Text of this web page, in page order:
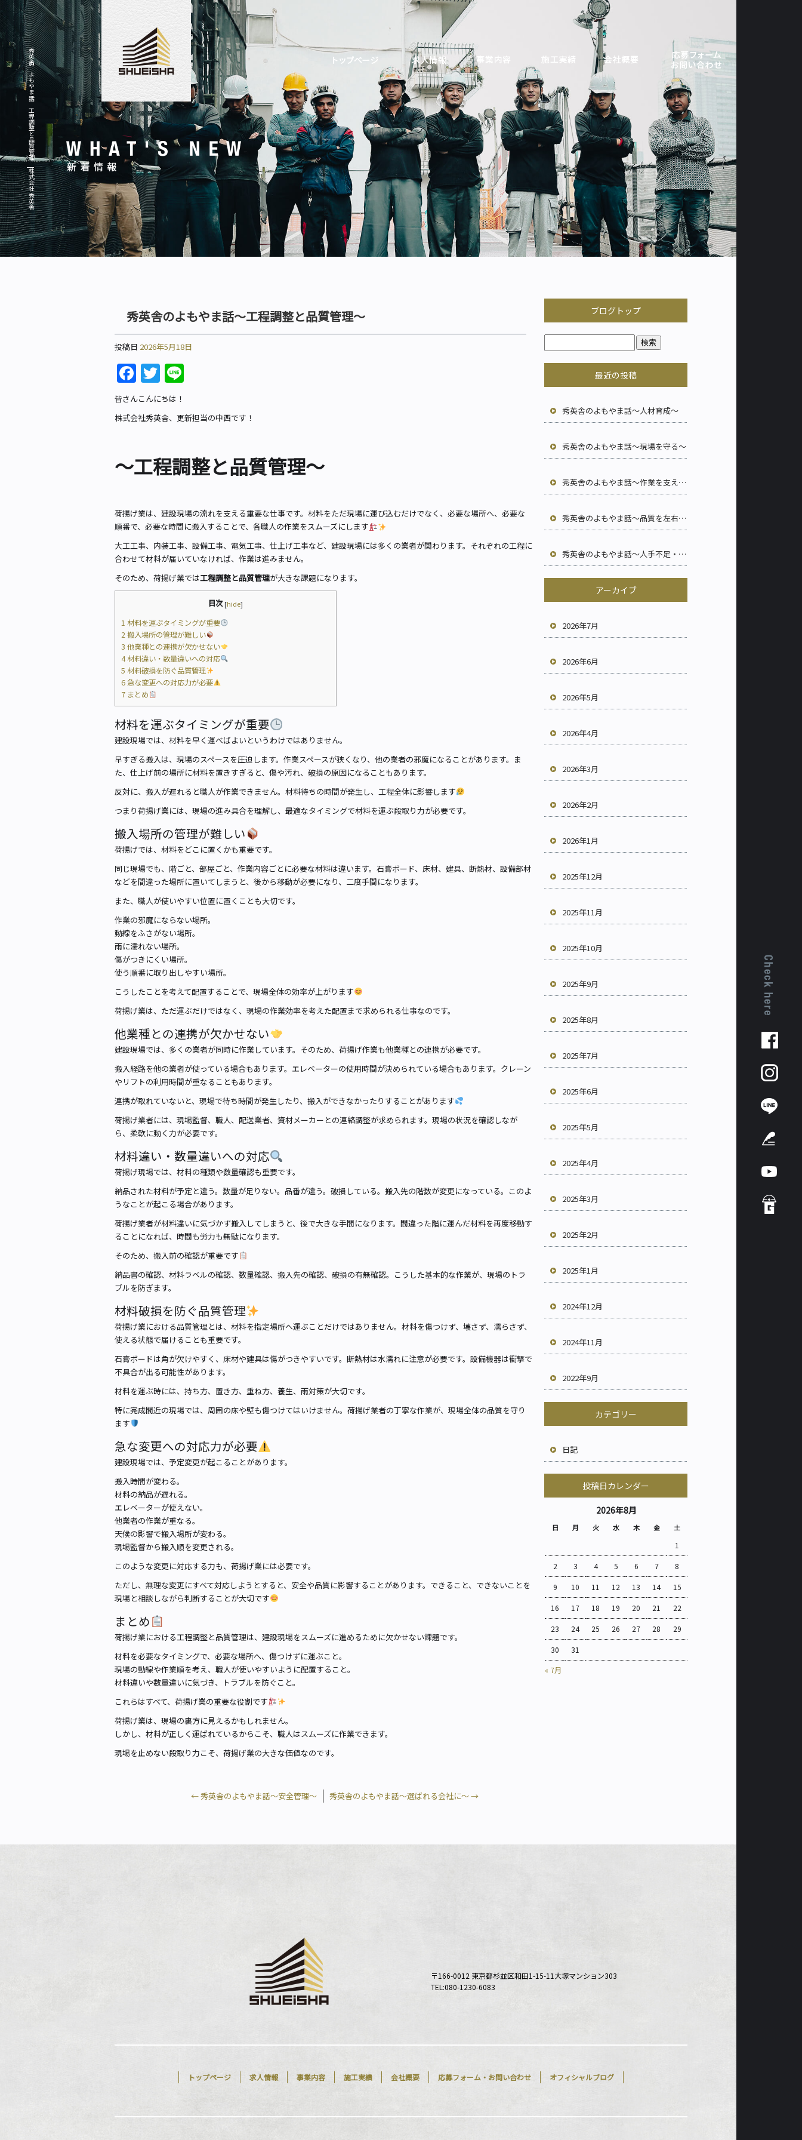
秀英舎のよもやま話～工程調整と品質管理～|株式会社秀英舎
秀英舎のよもやま話～工程調整と品質管理～
投稿日 2026年5月18日
Facebook
Twitter
皆さんこんにちは！
株式会社秀英舎、更新担当の中西です！
～工程調整と品質管理～
荷揚げ業は、建設現場の流れを支える重要な仕事です。材料をただ現場に運び込むだけでなく、必要な場所へ、必要な
順番で、必要な時間に搬入することで、各職人の作業をスムーズにします
大工工事、内装工事、設備工事、電気工事、仕上げ工事など、建設現場には多くの業者が関わります。それぞれの工程に
合わせて材料が届いていなければ、作業は進みません。
そのため、荷揚げ業では工程調整と品質管理が大きな課題になります。
目次[hide]
1 材料を運ぶタイミングが重要
2搬入場所の管理が難しい
3 他業種との連携が欠かせない
4材料違い・数量違いへの対応
5 材料破損を防ぐ品質管理
6急な変更への対応力が必要
7 まとめ
材料を運ぶタイミングが重要
建設現場では、材料を早く運べばよいというわけではありません。
早すぎる搬入は、現場のスペースを圧迫します。作業スペースが狭くなり、他の業者の邪魔になることがあります。ま
た、仕上げ前の場所に材料を置きすぎると、傷や汚れ、破損の原因になることもあります。
反対に、搬入が遅れると職人が作業できません。材料待ちの時間が発生し、工程全体に影響します
つまり荷揚げ業には、現場の進み具合を理解し、最適なタイミングで材料を運ぶ段取り力が必要です。
搬入場所の管理が難しい
荷揚げでは、材料をどこに置くかも重要です。
同じ現場でも、階ごと、部屋ごと、作業内容ごとに必要な材料は違います。石膏ボード、床材、建具、断熱材、設備部材
などを間違った場所に置いてしまうと、後から移動が必要になり、二度手間になります。
また、職人が使いやすい位置に置くことも大切です。
作業の邪魔にならない場所。
動線をふさがない場所。
雨に濡れない場所。
傷がつきにくい場所。
使う順番に取り出しやすい場所。
こうしたことを考えて配置することで、現場全体の効率が上がります
荷揚げ業は、ただ運ぶだけではなく、現場の作業効率を考えた配置まで求められる仕事なのです。
他業種との連携が欠かせない
建設現場では、多くの業者が同時に作業しています。そのため、荷揚げ作業も他業種との連携が必要です。
搬入経路を他の業者が使っている場合もあります。エレベーターの使用時間が決められている場合もあります。クレーン
やリフトの利用時間が重なることもあります。
連携が取れていないと、現場で待ち時間が発生したり、搬入ができなかったりすることがあります
荷揚げ業者には、現場監督、職人、配送業者、資材メーカーとの連絡調整が求められます。現場の状況を確認しなが
ら、柔軟に動く力が必要です。
材料違い・数量違いへの対応
荷揚げ現場では、材料の種類や数量確認も重要です。
納品された材料が予定と違う。数量が足りない。品番が違う。破損している。搬入先の階数が変更になっている。このよ
うなことが起こる場合があります。
荷揚げ業者が材料違いに気づかず搬入してしまうと、後で大きな手間になります。間違った階に運んだ材料を再度移動す
ることになれば、時間も労力も無駄になります。
そのため、搬入前の確認が重要です
納品書の確認、材料ラベルの確認、数量確認、搬入先の確認、破損の有無確認。こうした基本的な作業が、現場のトラ
ブルを防ぎます。
材料破損を防ぐ品質管理
荷揚げ業における品質管理とは、材料を指定場所へ運ぶことだけではありません。材料を傷つけず、壊さず、濡らさず、
使える状態で届けることも重要です。
石膏ボードは角が欠けやすく、床材や建具は傷がつきやすいです。断熱材は水濡れに注意が必要です。設備機器は衝撃で
不具合が出る可能性があります。
材料を運ぶ時には、持ち方、置き方、重ね方、養生、雨対策が大切です。
特に完成間近の現場では、周囲の床や壁も傷つけてはいけません。荷揚げ業者の丁寧な作業が、現場全体の品質を守り
ます
急な変更への対応力が必要
建設現場では、予定変更が起こることがあります。
搬入時間が変わる。
材料の納品が遅れる。
エレベーターが使えない。
他業者の作業が重なる。
天候の影響で搬入場所が変わる。
現場監督から搬入順を変更される。
このような変更に対応する力も、荷揚げ業には必要です。
ただし、無理な変更にすべて対応しようとすると、安全や品質に影響することがあります。できること、できないことを
現場と相談しながら判断することが大切です
まとめ
荷揚げ業における工程調整と品質管理は、建設現場をスムーズに進めるために欠かせない課題です。
材料を必要なタイミングで、必要な場所へ、傷つけずに運ぶこと。
現場の動線や作業順を考え、職人が使いやすいように配置すること。
材料違いや数量違いに気づき、トラブルを防ぐこと。
これらはすべて、荷揚げ業の重要な役割です
荷揚げ業は、現場の裏方に見えるかもしれません。
しかし、材料が正しく運ばれているからこそ、職人はスムーズに作業できます。
現場を止めない段取り力こそ、荷揚げ業の大きな価値なのです。
←秀英舎のよもやま話～安全管理～ 秀英舎のよもやま話～選ばれる会社に～→
ブログトップ
最近の投稿
秀英舎のよもやま話～人材育成～
秀英舎のよもやま話～現場を守る～
秀英舎のよもやま話～作業を支える～
秀英舎のよもやま話～品質を左右する～
秀英舎のよもやま話～人手不足・短工期・現場効率化～
アーカイブ
2026年7月
2026年6月
2026年5月
2026年4月
2026年3月
2026年2月
2026年1月
2025年12月
2025年11月
2025年10月
2025年9月
2025年8月
2025年7月
2025年6月
2025年5月
2025年4月
2025年3月
2025年2月
2025年1月
2024年12月
2024年11月
2022年9月
カテゴリー
日記
投稿日カレンダー
2026年8月
日 月 火 水 木 金 土
« 7月
1
2 3 4 5 6 7 8
9 10 11 12 13 14 15
16 17 18 19 20 21 22
23 24 25 26 27 28 29
30 31
トップページ 求人情報 事業内容 施工実績 会社概要 応募フォーム・お問い合わせ オフィシャルブログ
〒166-0012 東京都杉並区和田1-15-11大塚マンション303
TEL:080-1230-6083